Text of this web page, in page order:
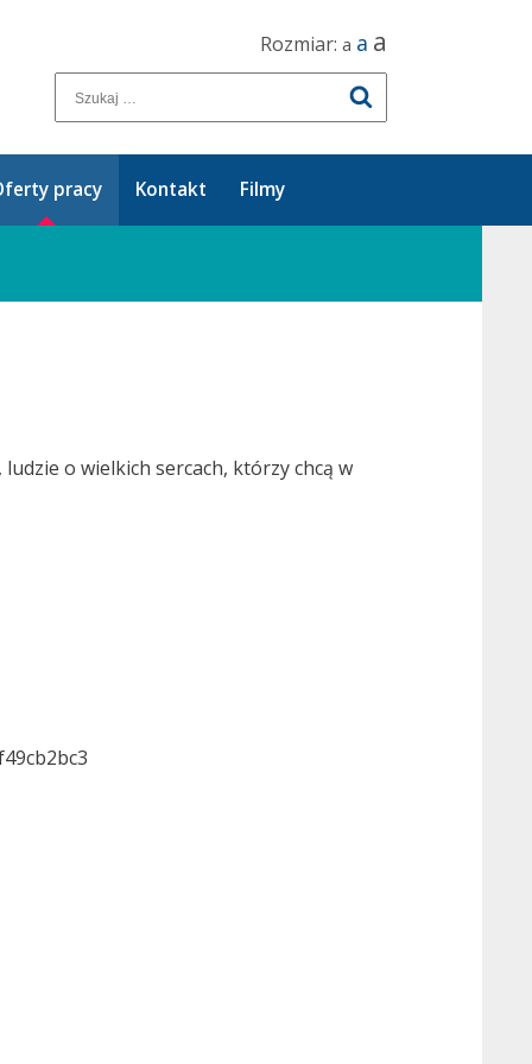
Rozmiar: a a a
pracy Kontakt Filmy
o wielkich sercach, którzy chcą w